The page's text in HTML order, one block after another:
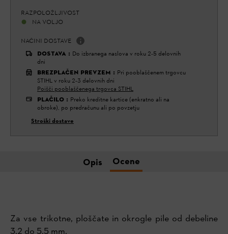
RAZPOLOŽLJIVOST
NA VOLJO
NAČINI DOSTAVE
DOSTAVA : Do izbranega naslova v roku 2-5 delovnih
dni
BREZPLAČEN PREVZEM : Pri pooblaščenem trgovcu
STIHL v roku 2-3 delovnih dni
Poišči pooblaščenega trgovca STIHL
PLAČILO : Preko kreditne kartice (enkratno ali na
obroke), po predračunu ali po povzetju
Stroški dostave
Opis Ocene
Za vse trikotne, ploščate in okrogle pile od debeline